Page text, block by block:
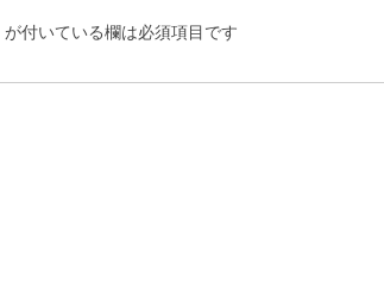
が付いている欄は必須項目です